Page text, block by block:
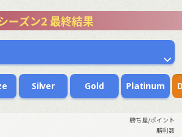
ーズン2 最終結果
Silver Gold Platinum
勝ち星/ポイント
勝利数